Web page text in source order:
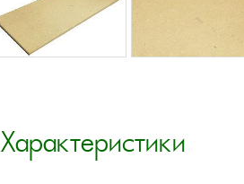
Характеристики